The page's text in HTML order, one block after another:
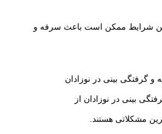
شرایط ممکن است باعث سرفه و
بینی در نوزادان از
مشکلاتی هستند.